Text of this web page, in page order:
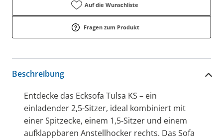
Auf die Wunschliste
Fragen zum Produkt
Beschreibung
Entdecke das Ecksofa Tulsa KS – ein
einladender 2,5-Sitzer, ideal kombiniert mit
einer Spitzecke, einem 1,5-Sitzer und einem
aufklappbaren Anstellhocker rechts. Das Sofa